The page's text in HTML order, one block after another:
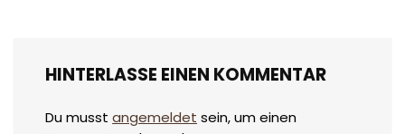
HINTERLASSE EINEN KOMMENTAR
Du musst angemeldet sein, um einen